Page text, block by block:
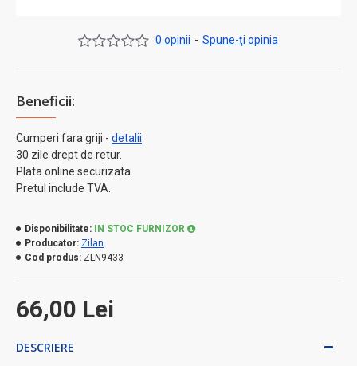
Beneficii:
Cumperi fara griji - detalii
30 zile drept de retur.
Plata online securizata.
Pretul include TVA.
0 opinii - Spune-ţi opinia
66,00 Lei
Disponibilitate:
IN STOC FURNIZOR
Producator: Zilan
Cod produs: ZLN9433
DESCRIERE